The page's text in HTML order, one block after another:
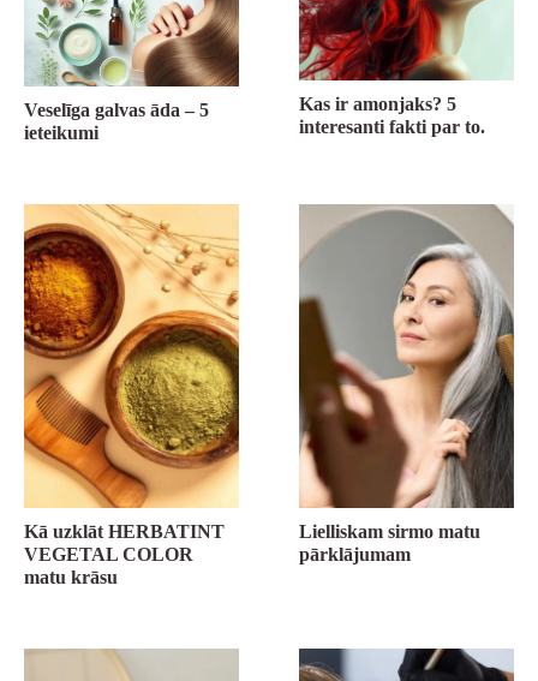
Veselīga galvas āda – 5
ieteikumi
Kas ir amonjaks? 5
interesanti fakti par to.
Kā uzklāt HERBATINT
VEGETAL COLOR
matu krāsu
Lielliskam sirmo matu
pārklājumam